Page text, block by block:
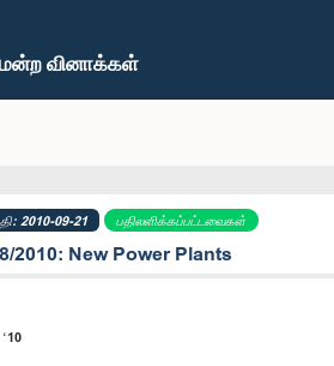
வினாக்கள்
2010-09-21 பதிலளிக்கப்பட்டவைகள்
2010: New Power Plants